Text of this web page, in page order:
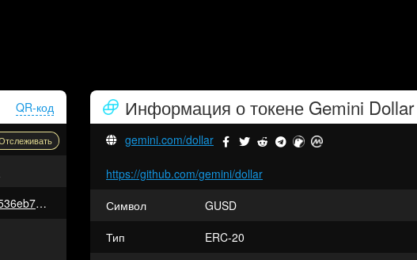
QR-код
0xf51a232b0e5604aa3549f5d22fd470971a627d55536eb7477b39a80b5c38b01b
Информация о токене Gemini Dollar
gemini.com/dollar
https://github.com/gemini/dollar
Символ
GUSD
Тип
ERC-20